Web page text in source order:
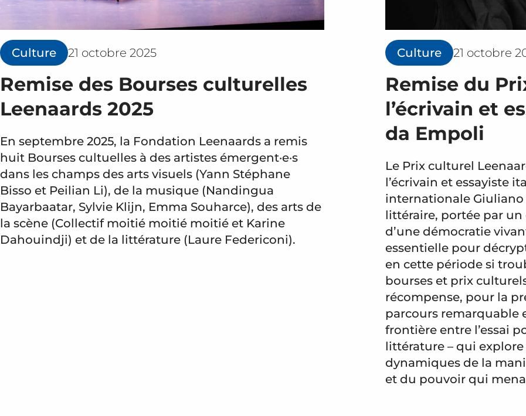
Culture 21 octobre 2025
Remise des Bourses culturelles
Leenaards 2025
En septembre 2025, la Fondation Leenaards a remis
huit Bourses cultuelles à des artistes émergent·e·s
dans les champs des arts visuels (Yann Stéphane
Bisso et Peilian Li), de la musique (Nandingua
Bayarbaatar, Sylvie Klijn, Emma Souharce), des arts de
la scène (Collectif moitié moitié moitié et Karine
Dahouindji) et de la littérature (Laure Federiconi).
Culture 21 octobre
Remise du
l’écrivain et
da Empoli
Le Prix culturel
l’écrivain et essayiste
internationale
littéraire, portée par
d’une démocratie
essentielle pour
en cette période si
bourses et prix
récompense, pour la
parcours remarquable
frontière entre l’essai
littérature – qui
dynamiques de la
et du pouvoir qui